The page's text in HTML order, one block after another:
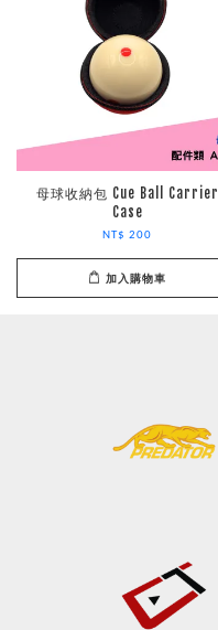
母球收納包 Cue Ball Carrier
Case
NT$ 200
加入購物車